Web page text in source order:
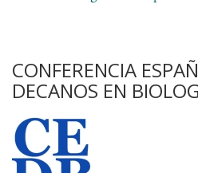
CONFERENCIA
DECANOS EN